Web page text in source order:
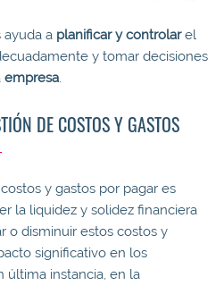
ayuda a planificar y controlarel
y tomar decisiones
empresa.
DE COSTOS Y GASTOS
y gastos por pagar es
la liquidez y solidez financiera
o disminuir estos costos y
significativo en los
última instancia, en la